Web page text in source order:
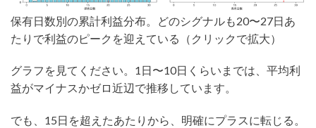
保有日数別の累計利益分布。どのシグナルも20〜27日あ
たりで利益のピークを迎えている（クリックで拡大）
グラフを見てください。1日〜10日くらいまでは、平均利
益がマイナスかゼロ近辺で推移しています。
でも、15日を超えたあたりから、明確にプラスに転じる。